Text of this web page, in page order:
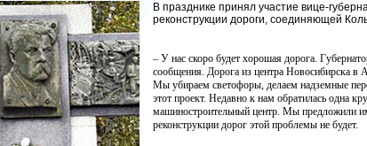
В празднике принял участие вице-
реконструкции дороги, соединяющей
– У нас скоро будет хорошая дорога.
сообщения. Дорога из центра Новосибирска в
Мы убираем светофоры, делаем надземные
этот проект. Недавно к нам обратилась одна
машиностроительный центр. Мы предложили
реконструкции дорог этой проблемы не будет.